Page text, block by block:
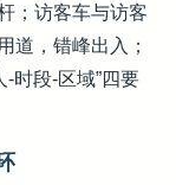
；访客车与访客
道，错峰出入；
时段-区域”四要